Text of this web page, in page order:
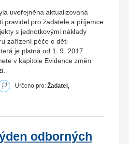
uveřejněna aktualizovaná
pravidel pro žadatele a příjemce
s jednotkovými náklady
zařízení péče o děti
je platná od 1. 9. 2017.
v kapitole Evidence změn
Určeno pro: Žadatel,
odborných